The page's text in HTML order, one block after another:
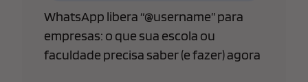
WhatsApp libera “@username” para
empresas: o que sua escola ou
faculdade precisa saber (e fazer) agora